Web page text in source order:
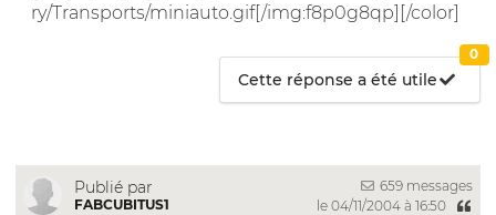
ry/Transports/miniauto.gif[/img:f8p0g8qp][/color]
Cette réponse a été utile
0
Publié par
FABCUBITUS1
659 messages
le 04/11/2004 à 16:50